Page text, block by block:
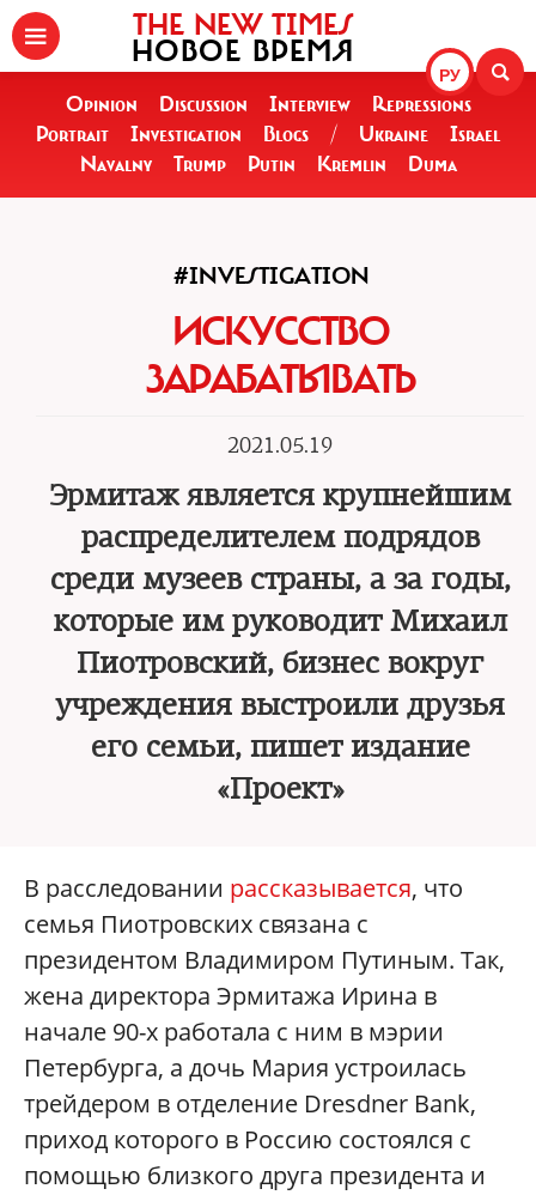
РУ
THE NEW TIMES
НОВОЕ ВРЕМЯ
Opinion Discussion Interview
Repressions
Portrait
Investigation Blogs / Ukraine
Israel
Navalny
Trump Putin Kremlin Duma
#INVESTIGATION
ИСКУССТВО
ЗАРАБАТЫВАТЬ
2021.05.19
Эрмитаж является крупнейшим
распределителем подрядов
среди музеев страны, а за годы,
которые им руководит Михаил
Пиотровский, бизнес вокруг
учреждения выстроили друзья
его семьи, пишет издание
«Проект»
В расследовании рассказывается, что
семья Пиотровских связана с
президентом Владимиром Путиным. Так,
жена директора Эрмитажа Ирина в
начале 90-х работала с ним в мэрии
Петербурга, а дочь Мария устроилась
трейдером в отделение Dresdner Bank,
приход которого в Россию состоялся с
помощью близкого друга президента и